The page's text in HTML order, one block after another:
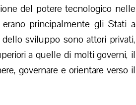
del potere tecnologico nelle
principalmente gli Stati a
sviluppo sono attori privati,
a quelle di molti governi, il
governare e orientare verso il